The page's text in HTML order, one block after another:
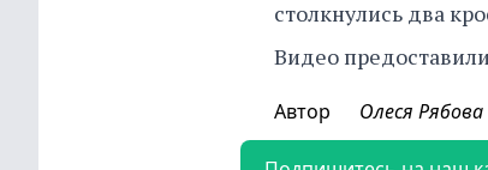
столкнулись два
Видео
Автор Олеся Рябова